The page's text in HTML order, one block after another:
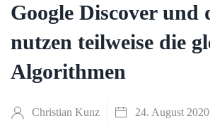
Google Discover und
nutzen teilweise die
Algorithmen
Christian Kunz 24. August 2020